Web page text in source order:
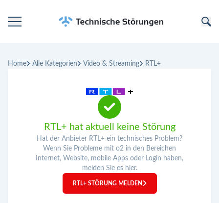
Kategorien
Home Alle Kategorien Video & Streaming RTL+
RTL+ hat aktuell keine Störung
Hat der Anbieter RTL+ ein technisches Problem?
Wenn Sie Probleme mit o2 in den Bereichen
Internet, Website, mobile Apps oder Login haben,
melden Sie es hier.
RTL+ STÖRUNG MELDEN